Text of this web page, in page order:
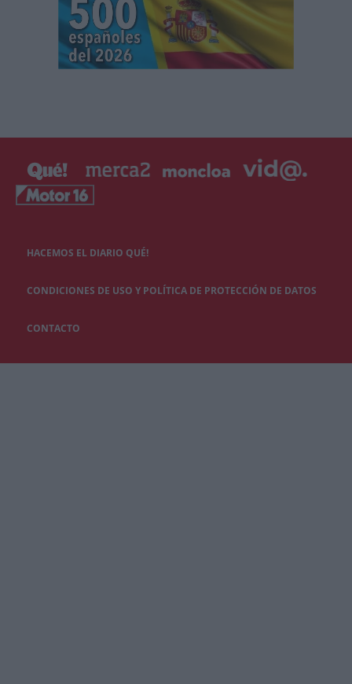
HACEMOS EL DIARIO QUÉ!
CONDICIONES DE USO Y POLÍTICA DE PROTECCIÓN DE DATOS
CONTACTO